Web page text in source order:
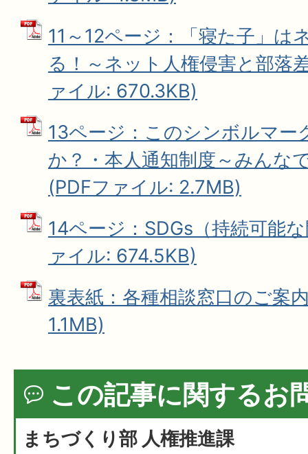
11～12ページ：「寝た子」は
る！～ネット人権侵害と部落
ァイル: 670.3KB)
13ページ：このシンボルマー
か？・本人通知制度～みんな
(PDFファイル: 2.7MB)
14ページ：SDGs（持続可能
ァイル: 674.5KB)
裏表紙：各種相談窓口のご案
1.1MB)
この記事に関するお
まちづくり部 人権推進課